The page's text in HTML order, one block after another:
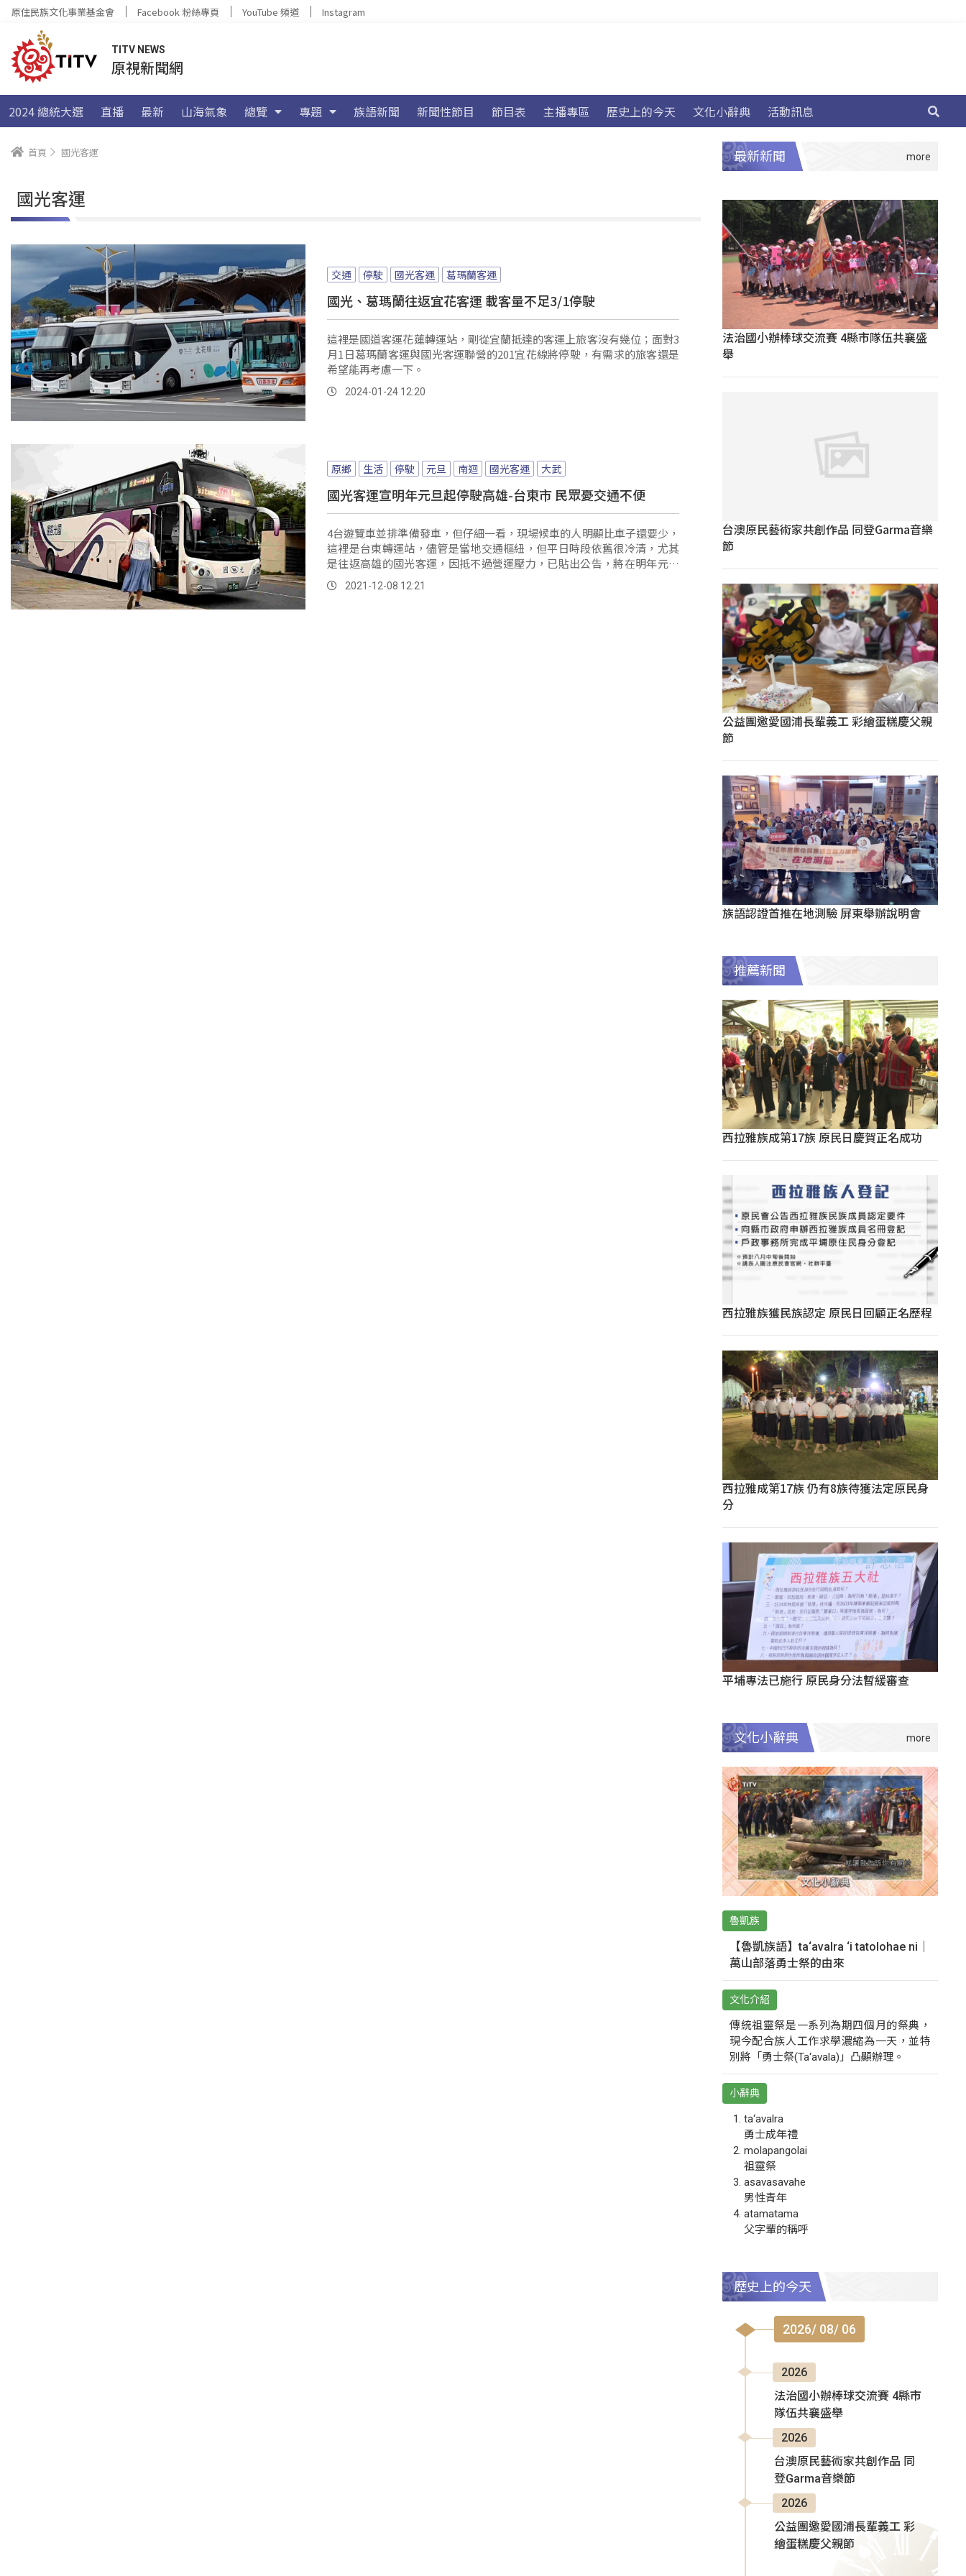
原住民族文化事業基金會 Facebook 粉絲專頁 YouTube 頻道 Instagram
TITV NEWS
原視新聞網
2024 總統大選 直播 最新 山海氣象 總覽 專題 族語新聞 新聞性節目 節目表 主播專區 歷史上的今天 文化小辭典 活動訊息
首頁 國光客運
國光客運
交通 停駛 國光客運 葛瑪蘭客運
國光、葛瑪蘭往返宜花客運 載客量不足3/1停駛
這裡是國道客運花蓮轉運站，剛從宜蘭抵達的客運上旅客沒有幾位；面對3
月1日葛瑪蘭客運與國光客運聯營的201宜花線將停駛，有需求的旅客還是
希望能再考慮一下。
2024-01-24 12:20
原鄉 生活 停駛 元旦 南迴 國光客運 大武
國光客運宣明年元旦起停駛高雄-台東市 民眾憂交通不便
4台遊覽車並排準備發車，但仔細一看，現場候車的人明顯比車子還要少，
這裡是台東轉運站，儘管是當地交通樞紐，但平日時段依舊很冷清，尤其
是往返高雄的國光客運，因抵不過營運壓力，已貼出公告，將在明年元旦
開始，...。
2021-12-08 12:21
最新新聞
法治國小辦棒球交流賽 4縣市隊伍共襄盛
舉
台澳原民藝術家共創作品 同登Garma音樂
節
公益團邀愛國浦長輩義工 彩繪蛋糕慶父親
節
族語認證首推在地測驗 屏東舉辦說明會
推薦新聞
西拉雅族成第17族 原民日慶賀正名成功
西拉雅族獲民族認定 原民日回顧正名歷程
西拉雅成第17族 仍有8族待獲法定原民身
分
平埔專法已施行 原民身分法暫緩審查
文化小辭典
魯凱族
【魯凱族語】ta‘avalra ‘i tatolohae ni｜
萬山部落勇士祭的由來
文化介紹
傳統祖靈祭是一系列為期四個月的祭典，
現今配合族人工作求學濃縮為一天，並特
別將「勇士祭(Ta‘avala)」凸顯辦理。
小辭典
ta‘avalra
勇士成年禮
molapangolai
祖靈祭
asavasavahe
男性青年
atamatama
父字輩的稱呼
歷史上的今天
2026/ 08/ 06
2026
法治國小辦棒球交流賽 4縣市
隊伍共襄盛舉
2026
台澳原民藝術家共創作品 同
登Garma音樂節
2026
公益團邀愛國浦長輩義工 彩
繪蛋糕慶父親節